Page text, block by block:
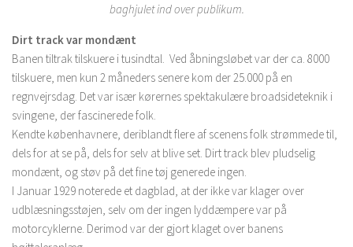
baghjulet ind over publikum.
Dirt track var mondænt
Banen tiltrak tilskuere i tusindtal. Ved åbningsløbet var der ca. 8000
tilskuere, men kun 2 måneders senere kom der 25.000 på en
regnvejrsdag. Det var især kørernes spektakulære broadsideteknik i
svingene, der fascinerede folk.
Kendte københavnere, deriblandt flere af scenens folk strømmede til,
dels for at se på, dels for selv at blive set. Dirt track blev pludselig
mondænt, og støv på det fine tøj generede ingen.
I Januar 1929 noterede et dagblad, at der ikke var klager over
udblæsningsstøjen, selv om der ingen lyddæmpere var på
motorcyklerne. Derimod var der gjort klaget over banens